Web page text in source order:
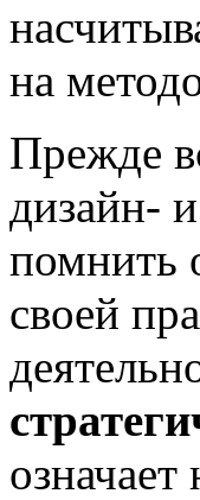
на
Прежде
дизайн-
помнить
своей